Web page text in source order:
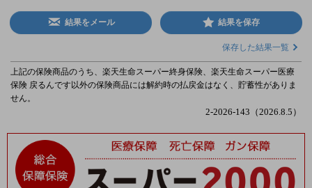
結果をメール 結果を保存
保存した結果一覧
上記の保険商品のうち、楽天生命スーパー終身保険、楽天生命スーパー医療
保険 戻るんです以外の保険商品には解約時の払戻金はなく、貯蓄性がありま
せん。
2-2026-143（2026.8.5）